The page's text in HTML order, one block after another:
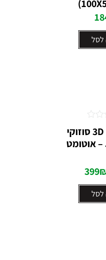
לסל
סט שטיחים 3D סוזוקי
399
לסל
0
מתוך
5